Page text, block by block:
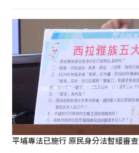
平埔專法已施行 原民身分法暫緩審查